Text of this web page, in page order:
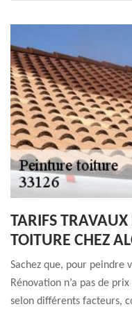
TARIFS
TOITURE CHEZ
Sachez que, pour peindre
Rénovation n’a pas de
selon différents facteurs,